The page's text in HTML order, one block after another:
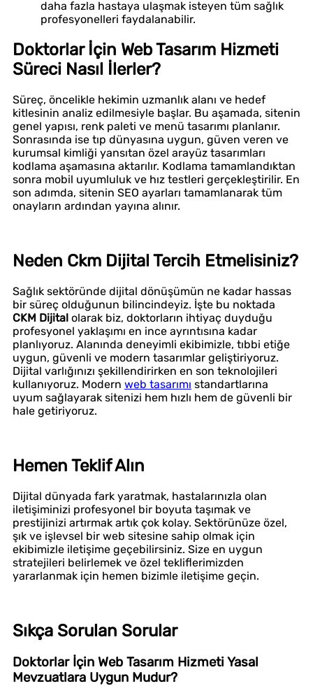
daha fazla hastaya ulaşmak isteyen tüm sağlık
profesyonelleri faydalanabilir.
Doktorlar İçin Web Tasarım Hizmeti
Süreci Nasıl İlerler?
Süreç, öncelikle hekimin uzmanlık alanı ve hedef
kitlesinin analiz edilmesiyle başlar. Bu aşamada, sitenin
genel yapısı, renk paleti ve menü tasarımı planlanır.
Sonrasında ise tıp dünyasına uygun, güven veren ve
kurumsal kimliği yansıtan özel arayüz tasarımları
kodlama aşamasına aktarılır. Kodlama tamamlandıktan
sonra mobil uyumluluk ve hız testleri gerçekleştirilir. En
son adımda, sitenin SEO ayarları tamamlanarak tüm
onayların ardından yayına alınır.
Neden Ckm Dijital Tercih Etmelisiniz?
Sağlık sektöründe dijital dönüşümün ne kadar hassas
bir süreç olduğunun bilincindeyiz. İşte bu noktada
CKM Dijital olarak biz, doktorların ihtiyaç duyduğu
profesyonel yaklaşımı en ince ayrıntısına kadar
planlıyoruz. Alanında deneyimli ekibimizle, tıbbi etiğe
uygun, güvenli ve modern tasarımlar geliştiriyoruz.
Dijital varlığınızı şekillendirirken en son teknolojileri
kullanıyoruz. Modern web tasarımı standartlarına
uyum sağlayarak sitenizi hem hızlı hem de güvenli bir
hale getiriyoruz.
Hemen Teklif Alın
Dijital dünyada fark yaratmak, hastalarınızla olan
iletişiminizi profesyonel bir boyuta taşımak ve
prestijinizi artırmak artık çok kolay. Sektörünüze özel,
şık ve işlevsel bir web sitesine sahip olmak için
ekibimizle iletişime geçebilirsiniz. Size en uygun
stratejileri belirlemek ve özel tekliflerimizden
yararlanmak için hemen bizimle iletişime geçin.
Sıkça Sorulan Sorular
Doktorlar İçin Web Tasarım Hizmeti Yasal
Mevzuatlara Uygun Mudur?